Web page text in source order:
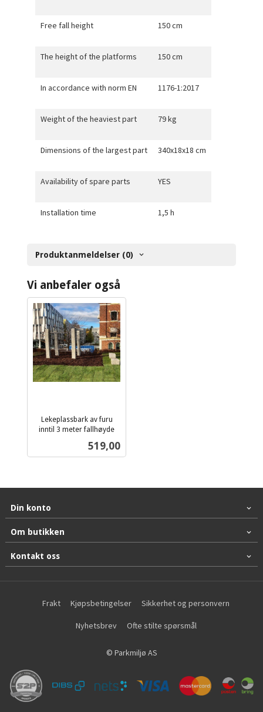
Free fall height 150 cm
The height of the platforms 150 cm
In accordance with norm EN 1176-1:2017
Weight of the heaviest part 79 kg
Dimensions of the largest part 340x18x18 cm
Availability of spare parts YES
Installation time 1,5 h
Produktanmeldelser (0)
Vi anbefaler også
Lekeplassbark av furu
inntil 3 meter fallhøyde
Pris
519,00
Din konto
Om butikken
Kontakt oss
Frakt Kjøpsbetingelser Sikkerhet og personvern
Nyhetsbrev Ofte stilte spørsmål
© Parkmiljø AS